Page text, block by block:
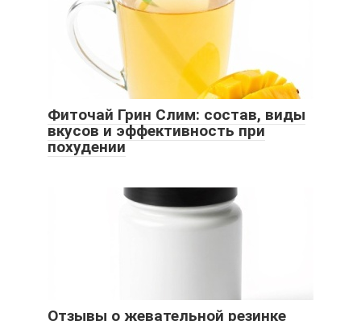
Фиточай Грин Слим: состав, виды
вкусов и эффективность при
похудении
Отзывы о жевательной резинке